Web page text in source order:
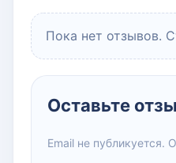
Пока нет отзывов.
Оставьте
Email не публикуется.